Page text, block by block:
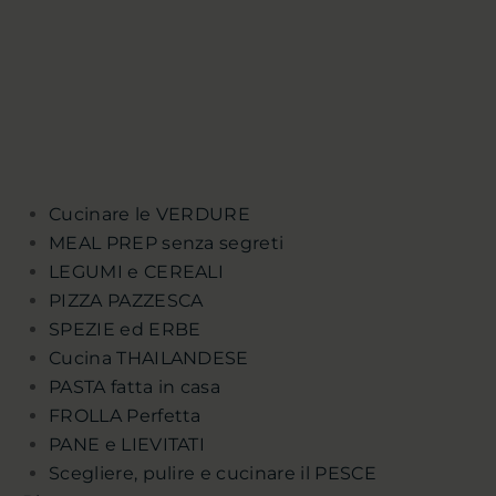
Cucinare le VERDURE
MEAL PREP senza segreti
LEGUMI e CEREALI
PIZZA PAZZESCA
SPEZIE ed ERBE
Cucina THAILANDESE
PASTA fatta in casa
FROLLA Perfetta
PANE e LIEVITATI
Scegliere, pulire e cucinare il PESCE